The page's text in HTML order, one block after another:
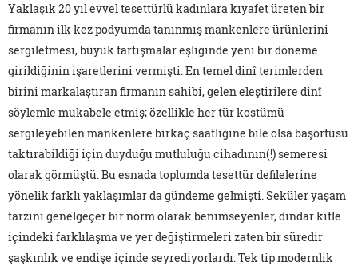
Yaklaşık 20 yıl evvel tesettürlü kadınlara kıyafet üreten bir
firmanın ilk kez podyumda tanınmış mankenlere ürünlerini
sergiletmesi, büyük tartışmalar eşliğinde yeni bir döneme
girildiğinin işaretlerini vermişti. En temel dinî terimlerden
birini markalaştıran firmanın sahibi, gelen eleştirilere dinî
söylemle mukabele etmiş; özellikle her tür kostümü
sergileyebilen mankenlere birkaç saatliğine bile olsa başörtüsü
taktırabildiği için duyduğu mutluluğu cihadının(!) semeresi
olarak görmüştü. Bu esnada toplumda tesettür defilelerine
yönelik farklı yaklaşımlar da gündeme gelmişti. Seküler yaşam
tarzını genelgeçer bir norm olarak benimseyenler, dindar kitle
içindeki farklılaşma ve yer değiştirmeleri zaten bir süredir
şaşkınlık ve endişe içinde seyrediyorlardı. Tek tip modernlik